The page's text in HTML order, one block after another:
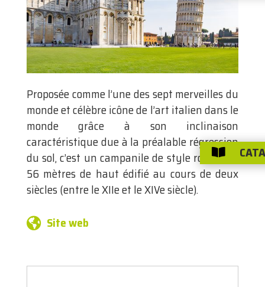
Proposée comme l’une des sept merveilles du
monde et célèbre icône de l’art italien dans le
monde grâce à son inclinaison
caractéristique due à la préalable régression
du sol, c’est un campanile de style roman de
56 mètres de haut édifié au cours de deux
siècles (entre le XIIe et le XIVe siècle).
Site web
